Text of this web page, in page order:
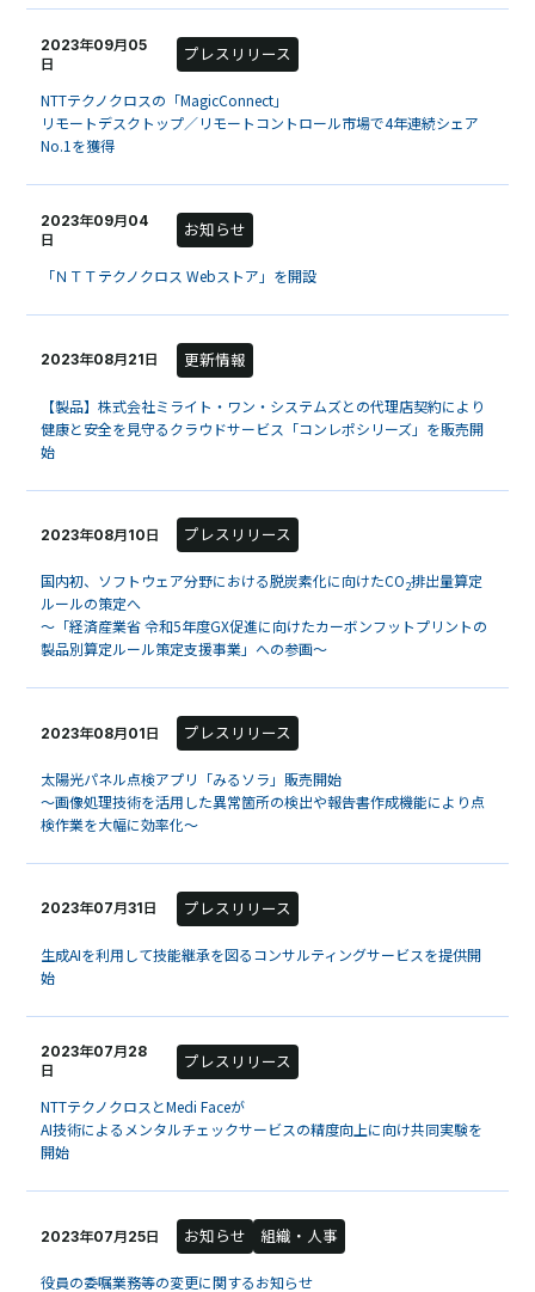
2023年09月05
日
プレスリリース
NTTテクノクロスの「MagicConnect」
リモートデスクトップ／リモートコントロール市場で4年連続シェア
No.1を獲得
2023年09月04
日
お知らせ
「ＮＴＴテクノクロス Webストア」を開設
2023年08月21日 更新情報
【製品】株式会社ミライト・ワン・システムズとの代理店契約により
健康と安全を見守るクラウドサービス「コンレポシリーズ」を販売開
始
2023年08月10日 プレスリリース
国内初、ソフトウェア分野における脱炭素化に向けたCO2排出量算定
ルールの策定へ
～「経済産業省 令和5年度GX促進に向けたカーボンフットプリントの
製品別算定ルール策定支援事業」への参画～
2023年08月01日 プレスリリース
太陽光パネル点検アプリ「みるソラ」販売開始
～画像処理技術を活用した異常箇所の検出や報告書作成機能により点
検作業を大幅に効率化～
2023年07月31日 プレスリリース
生成AIを利用して技能継承を図るコンサルティングサービスを提供開
始
2023年07月28
日
プレスリリース
NTTテクノクロスとMedi Faceが
AI技術によるメンタルチェックサービスの精度向上に向け共同実験を
開始
2023年07月25日 お知らせ 組織・人事
役員の委嘱業務等の変更に関するお知らせ